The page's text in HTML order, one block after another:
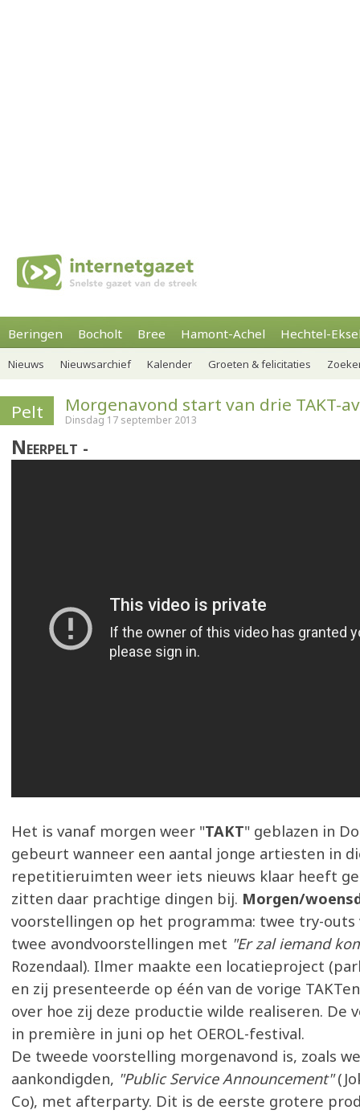
Beringen Bocholt Bree Hamont-Achel Hechtel-
Nieuws Nieuwsarchief Kalender Groeten & felicitaties
Pelt Morgenavond start van drie TAKT-
Dinsdag 17 september 2013
Neerpelt
Het is vanaf morgen weer "TAKT" geblazen in
gebeurt wanneer een aantal jonge artiesten in
repetitieruimten weer iets nieuws klaar heeft
zitten daar prachtige dingen bij. Morgen/
voorstellingen op het programma: twee try-outs
twee avondvoorstellingen met "Er zal iemand
Rozendaal). Ilmer maakte een locatieproject
en zij presenteerde op één van de vorige
over hoe zij deze productie wilde realiseren. De
in première in juni op het OEROL-festival.
De tweede voorstelling morgenavond is, zoals
aankondigden, "Public Service Announcement"
Co), met afterparty. Dit is de eerste grotere